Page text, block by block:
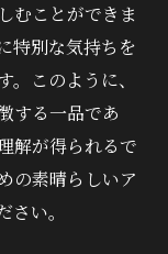
むことができま
特別な気持ちを
このように、
する一品であ
解が得られるで
の素晴らしいア
い。